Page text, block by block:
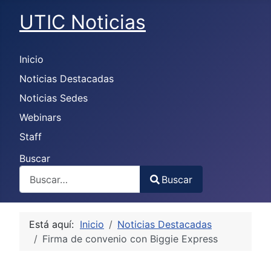
UTIC Noticias
Inicio
Noticias Destacadas
Noticias Sedes
Webinars
Staff
Buscar
Type 2 or more characters for results.
Buscar
Está aquí: Inicio
Noticias Destacadas
Firma de convenio con Biggie Express